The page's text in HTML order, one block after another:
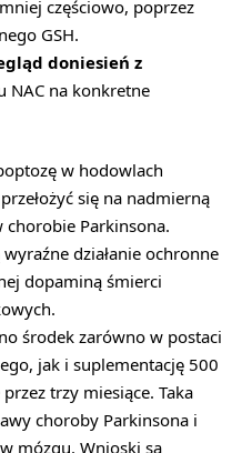
częściowo, poprzez
GSH.
doniesień z
NAC na konkretne
w hodowlach
się na nadmierną
Parkinsona.
działanie ochronne
dopaminą śmierci
środek zarówno w postaci
jak i suplementację 500
trzy miesiące. Taka
choroby Parkinsona i
mózgu. Wnioski są